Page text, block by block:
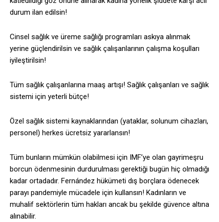
durum ilan edilsin!
Cinsel sağlık ve üreme sağlığı programları askıya alınmak
yerine güçlendirilsin ve sağlık çalışanlarının çalışma koşulları
iyileştirilsin!
Tüm sağlık çalışanlarına maaş artışı! Sağlık çalışanları ve sağlık
sistemi için yeterli bütçe!
Özel sağlık sistemi kaynaklarından (yataklar, solunum cihazları,
personel) herkes ücretsiz yararlansın!
Tüm bunların mümkün olabilmesi için IMF’ye olan gayrimeşru
borcun ödenmesinin durdurulması gerektiği bugün hiç olmadığı
kadar ortadadır. Fernández hükümeti dış borçlara ödenecek
parayı pandemiyle mücadele için kullansın! Kadınların ve
muhalif sektörlerin tüm hakları ancak bu şekilde güvence altına
alınabilir.